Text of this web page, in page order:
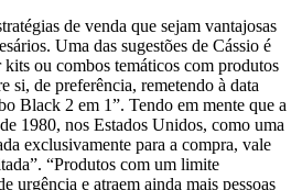
de venda que sejam vantajosas
Uma das sugestões de Cássio é
ou combos temáticos com produtos
si, de preferência, remetendo à data
Black 2 em 1”. Tendo em mente que a
1980, nos Estados Unidos, como uma
exclusivamente para a compra, vale
“Produtos com um limite
urgência e atraem ainda mais pessoas